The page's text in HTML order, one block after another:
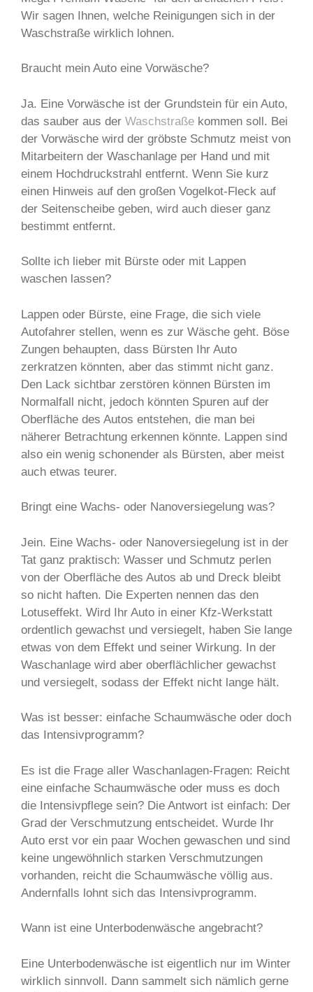
Wir sagen Ihnen, welche Reinigungen sich in der
Waschstraße wirklich lohnen.
Braucht mein Auto eine Vorwäsche?
Ja. Eine Vorwäsche ist der Grundstein für ein Auto,
das sauber aus der Waschstraße kommen soll. Bei
der Vorwäsche wird der gröbste Schmutz meist von
Mitarbeitern der Waschanlage per Hand und mit
einem Hochdruckstrahl entfernt. Wenn Sie kurz
einen Hinweis auf den großen Vogelkot-Fleck auf
der Seitenscheibe geben, wird auch dieser ganz
bestimmt entfernt.
Sollte ich lieber mit Bürste oder mit Lappen
waschen lassen?
Lappen oder Bürste, eine Frage, die sich viele
Autofahrer stellen, wenn es zur Wäsche geht. Böse
Zungen behaupten, dass Bürsten Ihr Auto
zerkratzen könnten, aber das stimmt nicht ganz.
Den Lack sichtbar zerstören können Bürsten im
Normalfall nicht, jedoch könnten Spuren auf der
Oberfläche des Autos entstehen, die man bei
näherer Betrachtung erkennen könnte. Lappen sind
also ein wenig schonender als Bürsten, aber meist
auch etwas teurer.
Bringt eine Wachs- oder Nanoversiegelung was?
Jein. Eine Wachs- oder Nanoversiegelung ist in der
Tat ganz praktisch: Wasser und Schmutz perlen
von der Oberfläche des Autos ab und Dreck bleibt
so nicht haften. Die Experten nennen das den
Lotuseffekt. Wird Ihr Auto in einer Kfz-Werkstatt
ordentlich gewachst und versiegelt, haben Sie lange
etwas von dem Effekt und seiner Wirkung. In der
Waschanlage wird aber oberflächlicher gewachst
und versiegelt, sodass der Effekt nicht lange hält.
Was ist besser: einfache Schaumwäsche oder doch
das Intensivprogramm?
Es ist die Frage aller Waschanlagen-Fragen: Reicht
eine einfache Schaumwäsche oder muss es doch
die Intensivpflege sein? Die Antwort ist einfach: Der
Grad der Verschmutzung entscheidet. Wurde Ihr
Auto erst vor ein paar Wochen gewaschen und sind
keine ungewöhnlich starken Verschmutzungen
vorhanden, reicht die Schaumwäsche völlig aus.
Andernfalls lohnt sich das Intensivprogramm.
Wann ist eine Unterbodenwäsche angebracht?
Eine Unterbodenwäsche ist eigentlich nur im Winter
wirklich sinnvoll. Dann sammelt sich nämlich gerne